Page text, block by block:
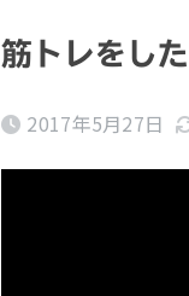
筋トレをし
2017年5月27日